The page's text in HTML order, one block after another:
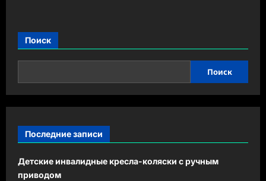
Поиск
Поиск
Последние записи
Детские инвалидные кресла-коляски с ручным
приводом